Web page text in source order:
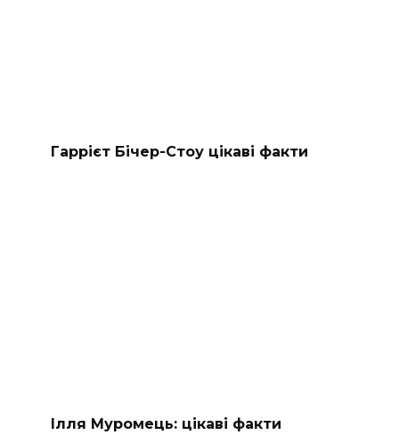
Гаррієт Бічер-Стоу цікаві факти
Ілля Муромець: цікаві факти